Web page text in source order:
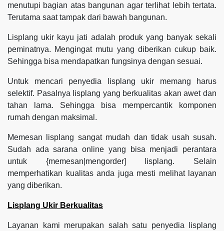
menutupi bagian atas bangunan agar terlihat lebih tertata.
Terutama saat tampak dari bawah bangunan.
Lisplang ukir kayu jati adalah produk yang banyak sekali
peminatnya. Mengingat mutu yang diberikan cukup baik.
Sehingga bisa mendapatkan fungsinya dengan sesuai.
Untuk mencari penyedia lisplang ukir memang harus
selektif. Pasalnya lisplang yang berkualitas akan awet dan
tahan lama. Sehingga bisa mempercantik komponen
rumah dengan maksimal.
Memesan lisplang sangat mudah dan tidak usah susah.
Sudah ada sarana online yang bisa menjadi perantara
untuk {memesan|mengorder] lisplang. Selain
memperhatikan kualitas anda juga mesti melihat layanan
yang diberikan.
Lisplang Ukir Berkualitas
Layanan kami merupakan salah satu penyedia lisplang